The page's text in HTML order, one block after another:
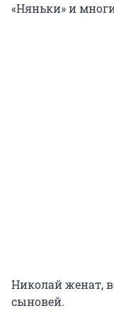
«Няньки» и
Николай женат,
сыновей.